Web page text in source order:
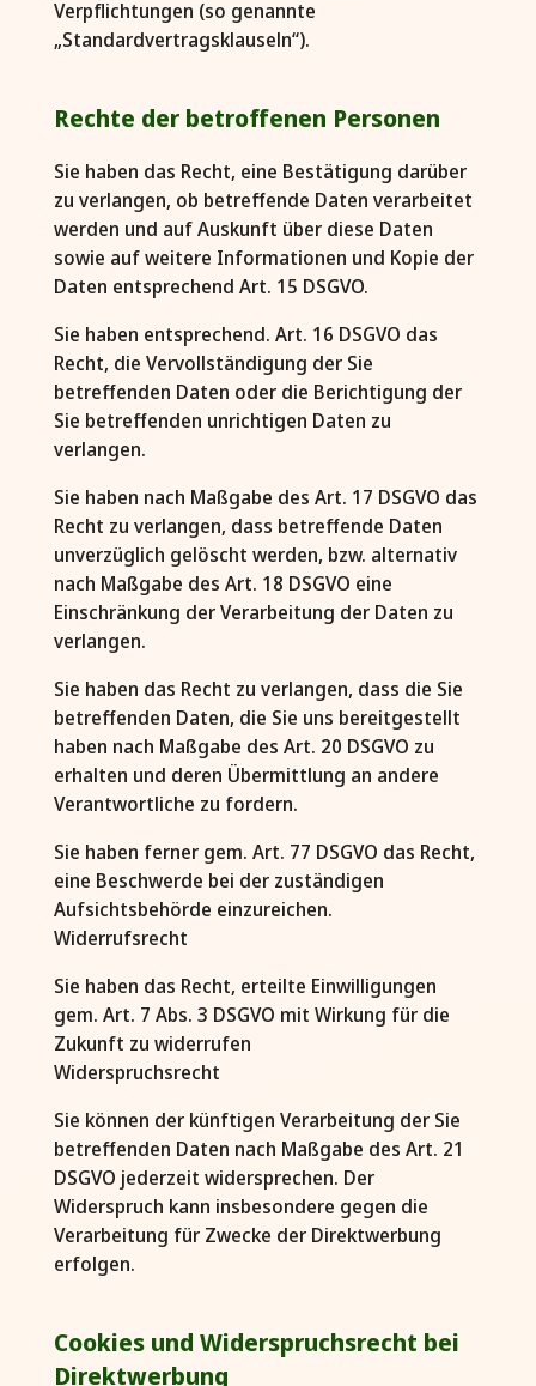
Verpflichtungen (so genannte
„Standardvertragsklauseln“).
Rechte der betroffenen Personen
Sie haben das Recht, eine Bestätigung darüber
zu verlangen, ob betreffende Daten verarbeitet
werden und auf Auskunft über diese Daten
sowie auf weitere Informationen und Kopie der
Daten entsprechend Art. 15 DSGVO.
Sie haben entsprechend. Art. 16 DSGVO das
Recht, die Vervollständigung der Sie
betreffenden Daten oder die Berichtigung der
Sie betreffenden unrichtigen Daten zu
verlangen.
Sie haben nach Maßgabe des Art. 17 DSGVO das
Recht zu verlangen, dass betreffende Daten
unverzüglich gelöscht werden, bzw. alternativ
nach Maßgabe des Art. 18 DSGVO eine
Einschränkung der Verarbeitung der Daten zu
verlangen.
Sie haben das Recht zu verlangen, dass die Sie
betreffenden Daten, die Sie uns bereitgestellt
haben nach Maßgabe des Art. 20 DSGVO zu
erhalten und deren Übermittlung an andere
Verantwortliche zu fordern.
Sie haben ferner gem. Art. 77 DSGVO das Recht,
eine Beschwerde bei der zuständigen
Aufsichtsbehörde einzureichen.
Widerrufsrecht
Sie haben das Recht, erteilte Einwilligungen
gem. Art. 7 Abs. 3 DSGVO mit Wirkung für die
Zukunft zu widerrufen
Widerspruchsrecht
Sie können der künftigen Verarbeitung der Sie
betreffenden Daten nach Maßgabe des Art. 21
DSGVO jederzeit widersprechen. Der
Widerspruch kann insbesondere gegen die
Verarbeitung für Zwecke der Direktwerbung
erfolgen.
Cookies und Widerspruchsrecht bei
Direktwerbung